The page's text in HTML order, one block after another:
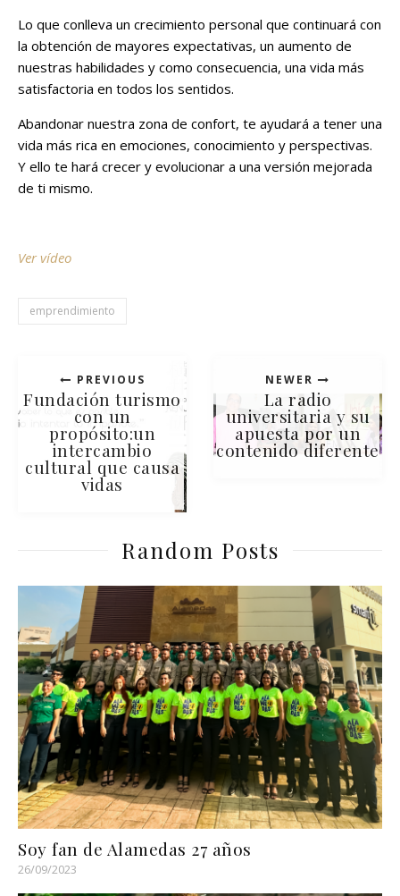
Lo que conlleva un crecimiento personal que continuará con
la obtención de mayores expectativas, un aumento de
nuestras habilidades y como consecuencia, una vida más
satisfactoria en todos los sentidos.
Abandonar nuestra zona de confort, te ayudará a tener una
vida más rica en emociones, conocimiento y perspectivas.
Y ello te hará crecer y evolucionar a una versión mejorada
de ti mismo.
Ver vídeo
emprendimiento
PREVIOUS
Fundación turismo
con un
propósito:un
intercambio
cultural que causa
vidas
NEWER
La radio
universitaria y su
apuesta por un
contenido diferente
Random Posts
Soy fan de Alamedas 27 años
26/09/2023